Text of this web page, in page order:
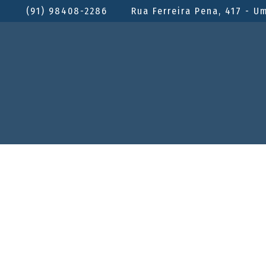
(91) 98408-2286 Rua Ferreira Pena, 417 -